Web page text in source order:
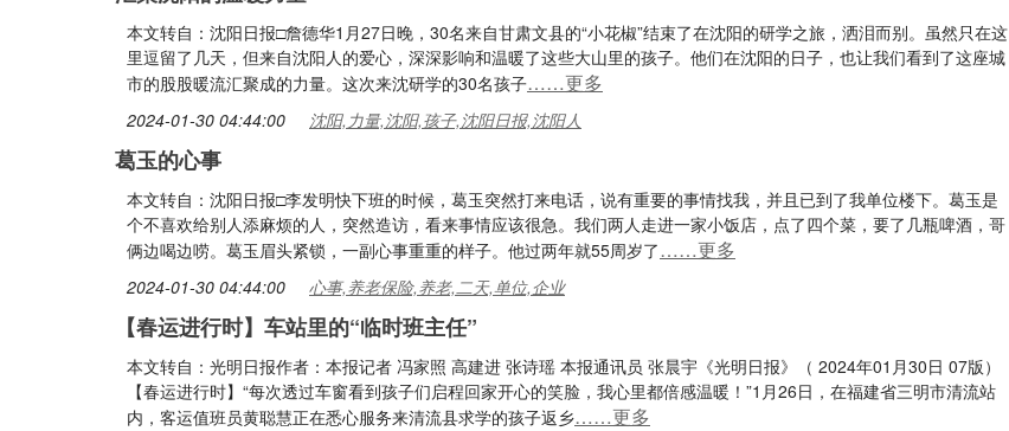
本文转自：沈阳日报□詹德华1月27日晚，30名来自甘肃文县的“小花椒”结束了在沈阳的研学之旅，洒泪而别。虽然只在这
里逗留了几天，但来自沈阳人的爱心，深深影响和温暖了这些大山里的孩子。他们在沈阳的日子，也让我们看到了这座城
市的股股暖流汇聚成的力量。这次来沈研学的30名孩子……更多
2024-01-30 04:44:00 沈阳,力量,沈阳,孩子,沈阳日报,沈阳人
葛玉的心事
本文转自：沈阳日报□李发明快下班的时候，葛玉突然打来电话，说有重要的事情找我，并且已到了我单位楼下。葛玉是
个不喜欢给别人添麻烦的人，突然造访，看来事情应该很急。我们两人走进一家小饭店，点了四个菜，要了几瓶啤酒，哥
俩边喝边唠。葛玉眉头紧锁，一副心事重重的样子。他过两年就55周岁了……更多
2024-01-30 04:44:00 心事,养老保险,养老,二天,单位,企业
【春运进行时】车站里的“临时班主任”
本文转自：光明日报作者：本报记者 冯家照 高建进 张诗瑶 本报通讯员 张晨宇《光明日报》（ 2024年01月30日 07版）
【春运进行时】“每次透过车窗看到孩子们启程回家开心的笑脸，我心里都倍感温暖！”1月26日，在福建省三明市清流站
内，客运值班员黄聪慧正在悉心服务来清流县求学的孩子返乡……更多